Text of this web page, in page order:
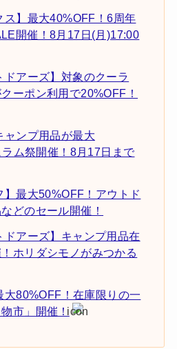
ス】最大40%OFF！6周年
開催！8月17日(月)17:00
ドアーズ】対象のクーラ
ーポン利用で20%OFF！
ャンプ用品が最大
ム祭開催！8月17日まで
】最大50%OFF！アウトド
どのセール開催！
ドアーズ】キャンプ用品在
ホリダシモノがみつかる
大80%OFF！在庫限りの一
市」開催！